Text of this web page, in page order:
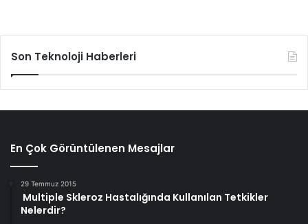
Son Teknoloji Haberleri
En Çok Görüntülenen Mesajlar
29 Temmuz 2015
Multiple Skleroz Hastalığında Kullanılan Tetkikler
Nelerdir?